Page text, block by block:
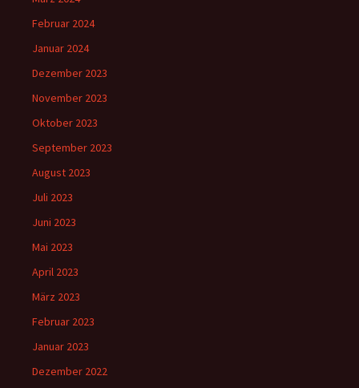
Februar 2024
Januar 2024
Dezember 2023
November 2023
Oktober 2023
September 2023
August 2023
Juli 2023
Juni 2023
Mai 2023
April 2023
März 2023
Februar 2023
Januar 2023
Dezember 2022